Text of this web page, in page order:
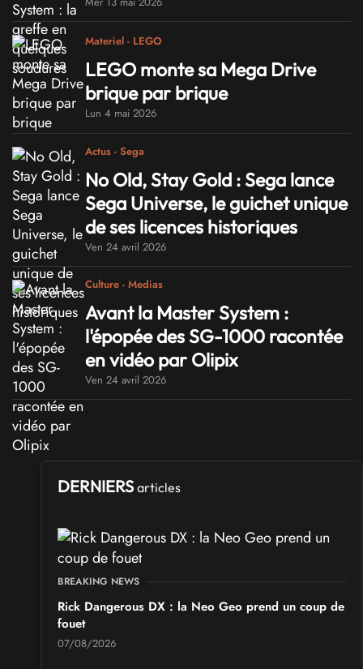
Materiel - LEGO
LEGO monte sa Mega Drive
brique par brique
Lun 4 mai 2026
Actus - Sega
No Old, Stay Gold : Sega lance
Sega Universe, le guichet unique
de ses licences historiques
Ven 24 avril 2026
Culture - Medias
Avant la Master System :
l'épopée des SG-1000 racontée
en vidéo par Olipix
Ven 24 avril 2026
DERNIERS articles
BREAKING NEWS
Rick Dangerous DX : la Neo Geo prend un coup de
fouet
07/08/2026